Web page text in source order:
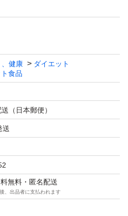
、健康
ダイエット
食品
（日本郵便）
送
無料・匿名配送
、出品者に支払われます